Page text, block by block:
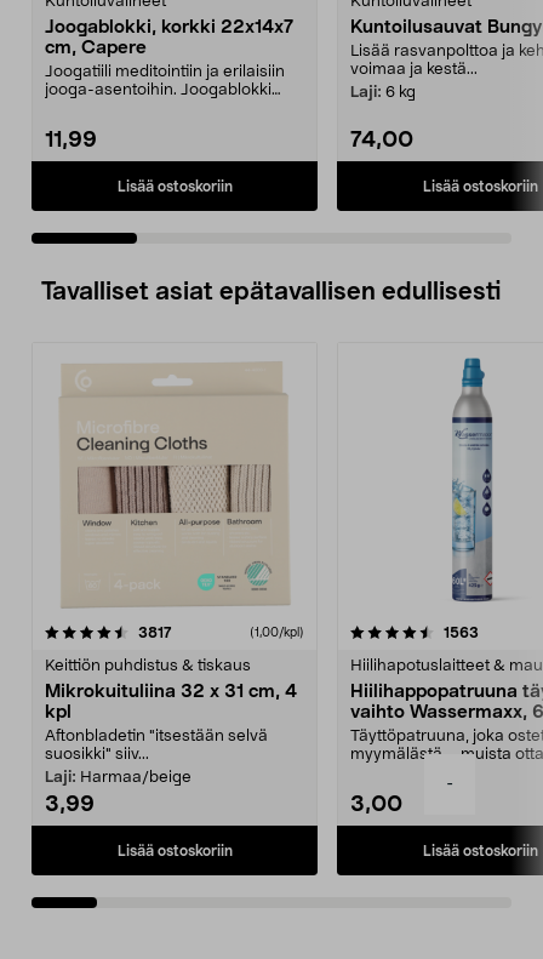
-
Joogablokki, korkki 22x14x7
cm, Capere
Joogatiili meditointiin ja erilaisiin
jooga-asentoihin. Joogablokki
11,99
Lisää ostoskoriin
Kuntoilusauvat
Lisää rasvanpolttoa ja
voimaa ja kestä...
Laji: 6 kg
74,00
Lisää ostoskoriin
Tavalliset asiat epätavallisen edullisesti
3817arvostelut (1,00/kpl)
Keittiön puhdistus & tiskaus
Mikrokuituliina 32 x 31 cm, 4
kpl
Aftonbladetin "itsestään selvä
suosikki" siiv...
Laji: Harmaa/beige
3,99
Lisää ostoskoriin
4.5viidestä
1563
Hiilihapotuslaitteet &
Hiilihappopatruuna
vaihto Wassermaxx,
Täyttöpatruuna, joka
myymälästä – muista
3,00
Lisää ostoskoriin
4.5viidestä